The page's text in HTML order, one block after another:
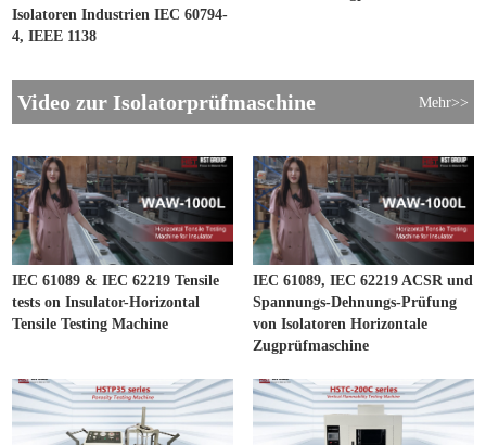
Isolatoren Industrien IEC 60794-
4, IEEE 1138
Video zur Isolatorprüfmaschine Mehr>>
IEC 61089 & IEC 62219 Tensile
tests on Insulator-Horizontal
Tensile Testing Machine
IEC 61089, IEC 62219 ACSR und
Spannungs-Dehnungs-Prüfung
von Isolatoren Horizontale
Zugprüfmaschine